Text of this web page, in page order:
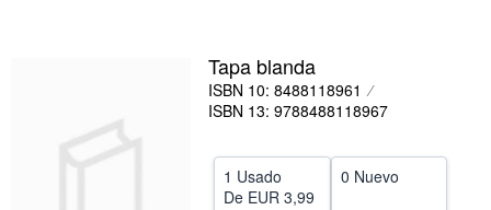
Comenzar a vender
Tapa blanda
ISBN 10: 8488118961
ISBN 13: 9788488118967
1 Usado
De EUR 3,99
0 Nuevo